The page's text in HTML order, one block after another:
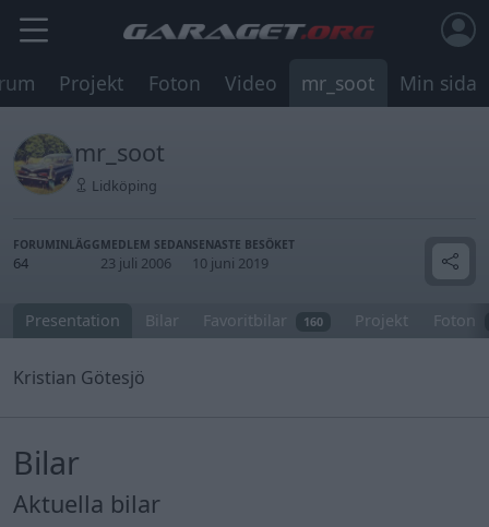
Projekt Foton Video mr_soot Min sida
mr_soot
Lidköping
FORUMINLÄGG
64
MEDLEM SEDAN
23 juli 2006
SENASTE BESÖKET
10 juni 2019
Presentation Bilar Favoritbilar 160 Projekt Foton
Kristian Götesjö
Bilar
Aktuella bilar